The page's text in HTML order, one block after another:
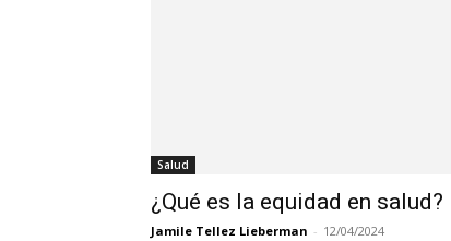
Salud
¿Qué es la equidad en salud?
Jamile Tellez Lieberman - 12/04/2024